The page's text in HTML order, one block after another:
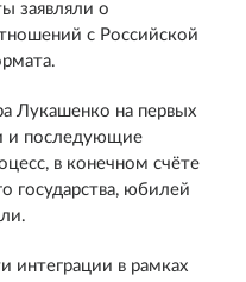
заявляли о
с Российской
Лукашенко на первых
и последующие
в конечном счёте
государства, юбилей
интеграции в рамках